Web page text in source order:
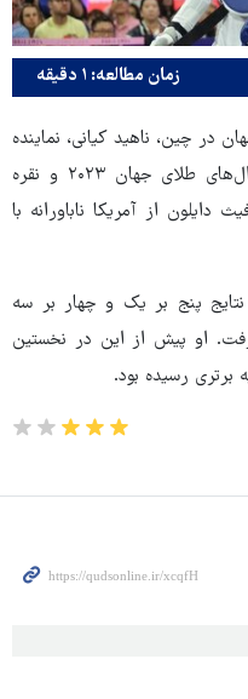
زمان مطالعه: ۱ دقیقه
در چین، ناهید کیانی، نماینده
وزن ۵۷- کیلوگرم ایران و دارنده مدال‌های طلای جهان ۲۰۲۳ و نقره
فیث دایلون از آمریکا ناباورانه با
پنج بر یک و چهار بر سه
او پیش از این در نخستین
برتری رسیده بود.